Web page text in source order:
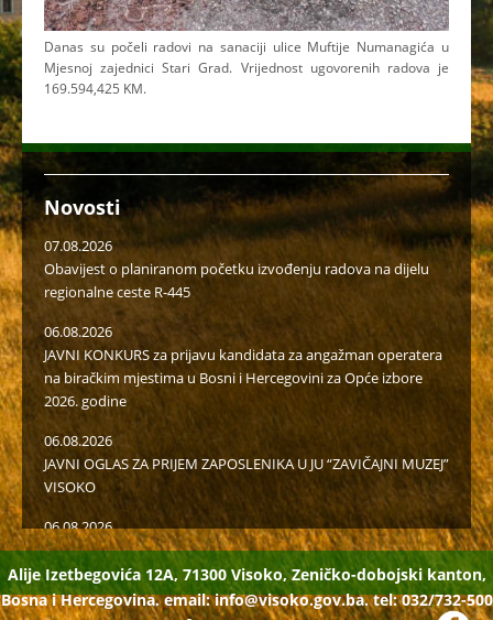
Danas su počeli radovi na sanaciji ulice Muftije Numanagića u
Mjesnoj zajednici Stari Grad. Vrijednost ugovorenih radova je
169.594,425 KM.
Novosti
07.08.2026
Obavijest o planiranom početku izvođenju radova na dijelu
regionalne ceste R-445
06.08.2026
JAVNI KONKURS za prijavu kandidata za angažman operatera
na biračkim mjestima u Bosni i Hercegovini za Opće izbore
2026. godine
06.08.2026
JAVNI OGLAS ZA PRIJEM ZAPOSLENIKA U JU “ZAVIČAJNI MUZEJ”
VISOKO
06.08.2026
Javni poziv za popunu rezervne liste radi učešća u radu u
birački odborima na općim izborima 2026. godine
05.08.2026
Alije Izetbegovića 12A, 71300 Visoko, Zeničko-dobojski kanton,
Bosna i Hercegovina. email:info@visoko.gov.ba.tel: 032/732-500